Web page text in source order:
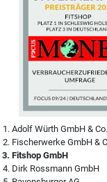
Adolf Würth GmbH &
Fischerwerke GmbH &
Fitshop GmbH
Dirk Rossmann GmbH